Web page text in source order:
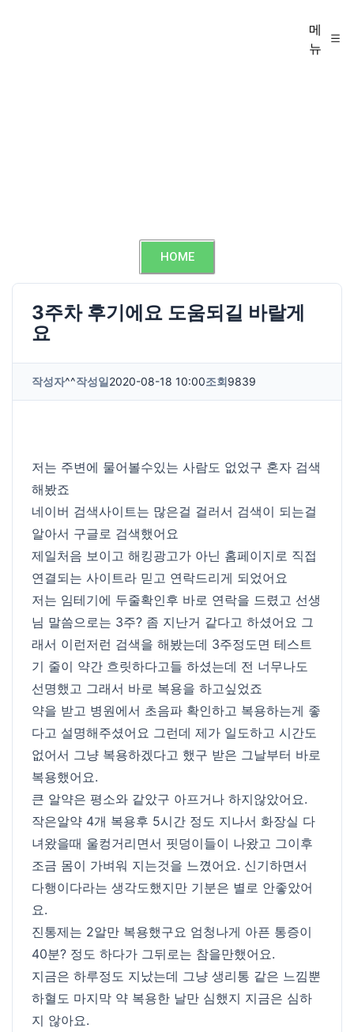
메
뉴
HOME
3주차 후기에요 도움되길 바랄게
요
작성자^^작성일2020-08-18 10:00조회9839
저는 주변에 물어볼수있는 사람도 없었구 혼자 검색
해봤죠
네이버 검색사이트는 많은걸 걸러서 검색이 되는걸
알아서 구글로 검색했어요
제일처음 보이고 해킹광고가 아닌 홈페이지로 직접
연결되는 사이트라 믿고 연락드리게 되었어요
저는 임테기에 두줄확인후 바로 연락을 드렸고 선생
님 말씀으로는 3주? 좀 지난거 같다고 하셨어요 그
래서 이런저런 검색을 해봤는데 3주정도면 테스트
기 줄이 약간 흐릿하다고들 하셨는데 전 너무나도
선명했고 그래서 바로 복용을 하고싶었죠
약을 받고 병원에서 초음파 확인하고 복용하는게 좋
다고 설명해주셨어요 그런데 제가 일도하고 시간도
없어서 그냥 복용하겠다고 했구 받은 그날부터 바로
복용했어요.
큰 알약은 평소와 같았구 아프거나 하지않았어요.
작은알약 4개 복용후 5시간 정도 지나서 화장실 다
녀왔을때 울컹거리면서 핏덩이들이 나왔고 그이후
조금 몸이 가벼워 지는것을 느꼈어요. 신기하면서
다행이다라는 생각도했지만 기분은 별로 안좋았어
요.
진통제는 2알만 복용했구요 엄청나게 아픈 통증이
40분? 정도 하다가 그뒤로는 참을만했어요.
지금은 하루정도 지났는데 그냥 생리통 같은 느낌뿐
하혈도 마지막 약 복용한 날만 심했지 지금은 심하
지 않아요.